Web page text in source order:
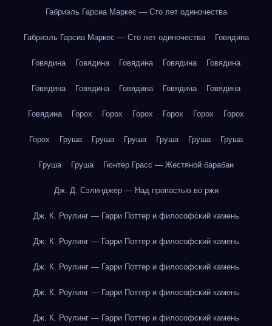
Габриэль Гарсиа Маркес — Сто лет одиночества
Габриэль Гарсиа Маркес — Сто лет одиночества Говядина
Говядина Говядина Говядина Говядина Говядина
Говядина Говядина Говядина Говядина Говядина
Говядина Горох Горох Горох Горох Горох Горох
Горох Груша Груша Груша Груша Груша Груша
Груша Груша Гюнтер Грасс — Жестяной барабан
Дж. Д. Сэлинджер — Над пропастью во ржи
Дж. К. Роулинг — Гарри Поттер и философский камень
Дж. К. Роулинг — Гарри Поттер и философский камень
Дж. К. Роулинг — Гарри Поттер и философский камень
Дж. К. Роулинг — Гарри Поттер и философский камень
Дж. К. Роулинг — Гарри Поттер и философский камень